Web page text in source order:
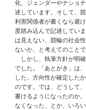
化、ジェンダーやナショ
述しています。そして、
利害関係者が書くなら避
度踏み込んで記述してい
は見えない、競輪の社会
ないか、と考えてのことで
しかし、執筆方針が明
でした。「あとがき」は
した。方向性が確定した
のです。では、どうして
書けるようになったのか
なくなった、とか、いろ